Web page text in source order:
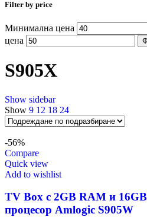
Filter by price
Минимална цена
цена
S905X
Show sidebar
Show 9 12 18 24
-56%
Compare
Quick view
Add to wishlist
TV Box с 2GB RAM и
процесор Amlogic S905W